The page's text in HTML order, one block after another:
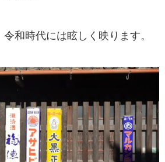
和時代には眩しく映ります。